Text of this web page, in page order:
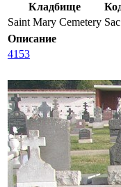
Кладбище
Saint Mary Cemetery
Описание
4153